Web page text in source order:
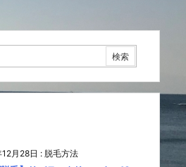
月28日 : 脱毛方法